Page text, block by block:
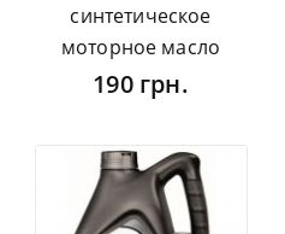
синтетическое
моторное масло
190 грн.